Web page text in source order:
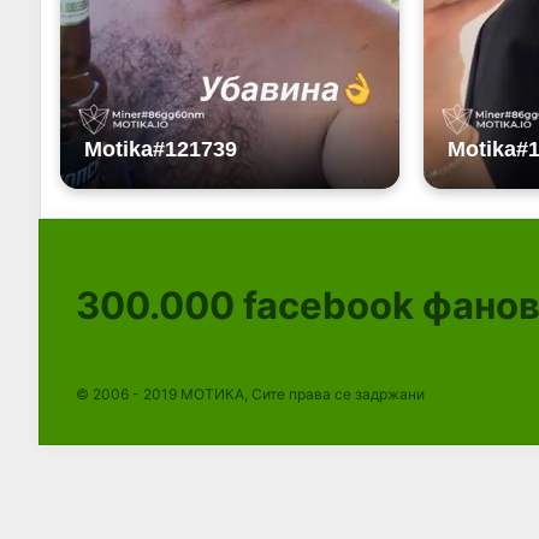
300.000 facebook
© 2006 - 2019 МОТИКА, Сите права се задржани